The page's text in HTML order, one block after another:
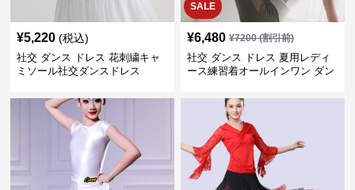
¥5,220 (税込)
社交 ダンス ドレス 花刺繍キャ
ミソール社交ダンスドレス
SALE
¥6,480 ¥7200(割引前)
社交 ダンス ドレス 夏用レディ
ース練習着オールインワン ダン